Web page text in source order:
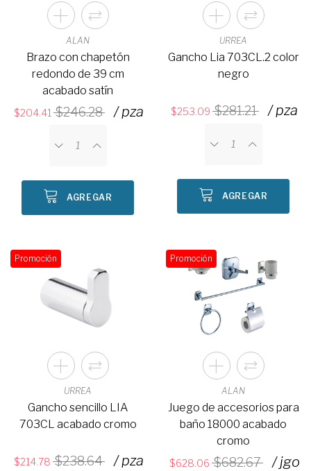
ALAN
Brazo con chapetón
redondo de 39 cm
acabado satín
204.41 246.28 / pza
AGREGAR
URREA
Gancho Lia 703CL.2 color
negro
253.09 281.21 / pza
AGREGAR
Promoción
URREA
Gancho sencillo LIA
703CL acabado cromo
214.78 238.64 / pza
Promoción
ALAN
Juego de accesorios para
baño 18000 acabado
cromo
628.06 682.67 / jgo